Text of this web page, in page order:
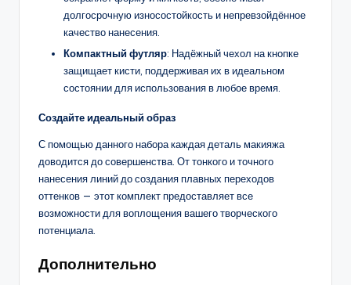
долгосрочную износостойкость и непревзойдённое
качество нанесения.
Компактный футляр: Надёжный чехол на кнопке
защищает кисти, поддерживая их в идеальном
состоянии для использования в любое время.
Создайте идеальный образ
С помощью данного набора каждая деталь макияжа
доводится до совершенства. От тонкого и точного
нанесения линий до создания плавных переходов
оттенков — этот комплект предоставляет все
возможности для воплощения вашего творческого
потенциала.
Дополнительно